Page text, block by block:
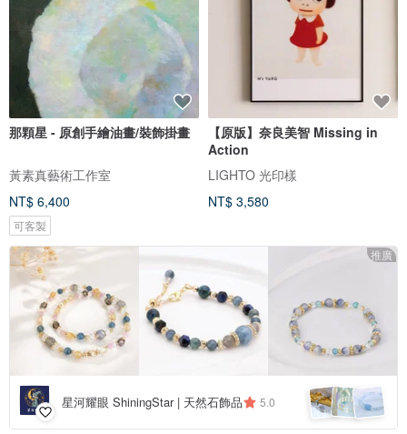
那顆星 - 原創手繪油畫/裝飾掛畫
黃素真藝術工作室
NT$ 6,400
可客製
【原版】奈良美智 Missing in
Action
LIGHTO 光印樣
NT$ 3,580
推廣
星河耀眼 ShiningStar | 天然石飾品 5.0